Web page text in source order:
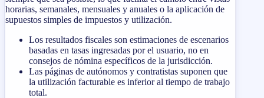
horarias, semanales, mensuales y anuales o la aplicación de
supuestos simples de impuestos y utilización.
Los resultados fiscales son estimaciones de escenarios
basadas en tasas ingresadas por el usuario, no en
consejos de nómina específicos de la jurisdicción.
Las páginas de autónomos y contratistas suponen que
la utilización facturable es inferior al tiempo de trabajo
total.